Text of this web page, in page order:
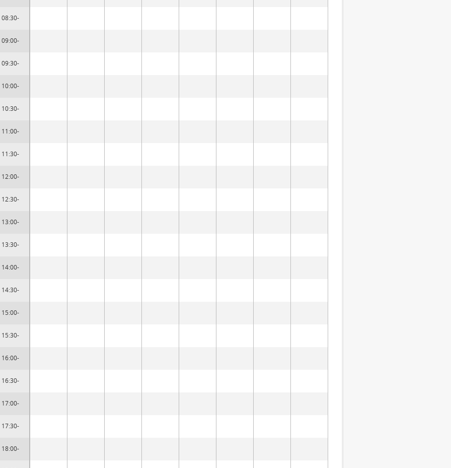
08:30-
09:00-
09:30-
10:00-
10:30-
11:00-
11:30-
12:00-
12:30-
13:00-
13:30-
14:00-
14:30-
15:00-
15:30-
16:00-
16:30-
17:00-
17:30-
18:00-